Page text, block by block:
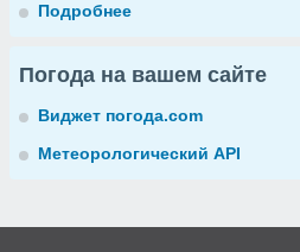
Подробнее
Погода на вашем сайте
Виджет погода.com
Метеорологический API